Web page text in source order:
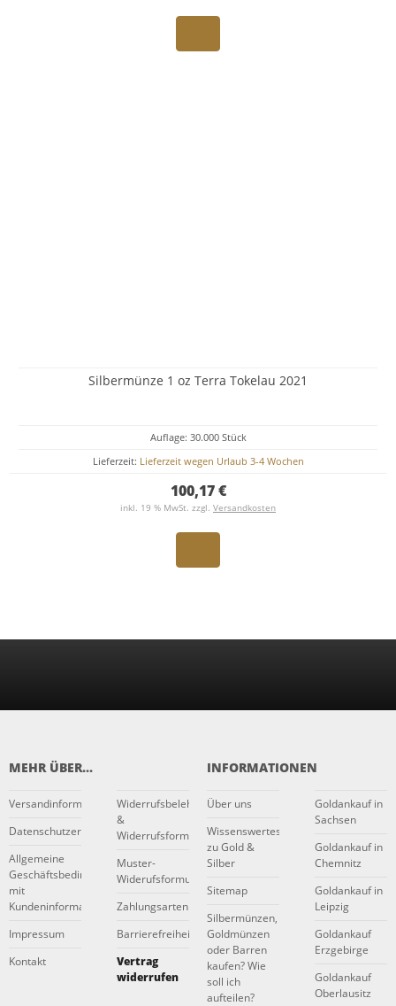
Silbermünze 1 oz Terra Tokelau 2021
Auflage: 30.000 Stück
Lieferzeit: Lieferzeit wegen Urlaub 3-4 Wochen
100,17 €
inkl. 19 % MwSt. zzgl. Versandkosten
MEHR ÜBER...
Versandinformationen
Datenschutzerklärung
Allgemeine
Geschäftsbedingungen
mit
Kundeninformationen
Impressum
Kontakt
Widerrufsbelehrung
&
Widerrufsformular
Muster-
Widerufsformular
Zahlungsarten
Barrierefreiheitserklärung
Vertrag
widerrufen
INFORMATIONEN
Über uns
Wissenswertes
zu Gold &
Silber
Sitemap
Silbermünzen,
Goldmünzen
oder Barren
kaufen? Wie
soll ich
aufteilen?
Goldankauf in
Sachsen
Goldankauf in
Chemnitz
Goldankauf in
Leipzig
Goldankauf
Erzgebirge
Goldankauf
Oberlausitz